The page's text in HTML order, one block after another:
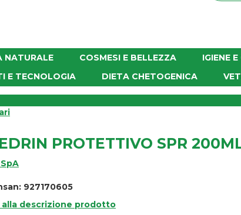
NATURALE COSMESI E BELLEZZA IGIENE
E TECNOLOGIA
DIETA CHETOGENICA
PROTETTIVO SPR
SpA
927170605
alla descrizione prodotto